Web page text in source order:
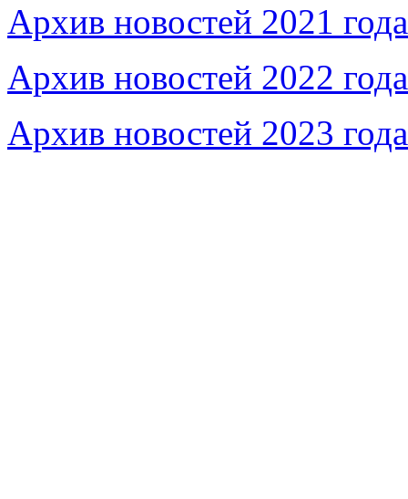
Архив новостей 2021 года
Архив новостей 2022 года
Архив новостей 2023 года